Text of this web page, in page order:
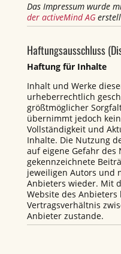
Das Impressum wurde
der activeMind AG
Haftungsausschluss
Haftung für Inhalte
Inhalt und Werke
urheberrechtlich
größtmöglicher
übernimmt jedoch
Vollständigkeit und
Inhalte. Die Nutzung
auf eigene Gefahr des
gekennzeichnete
jeweiligen Autors und
Anbieters wieder. Mit
Website des
Vertragsverhältnis
Anbieter zustande.